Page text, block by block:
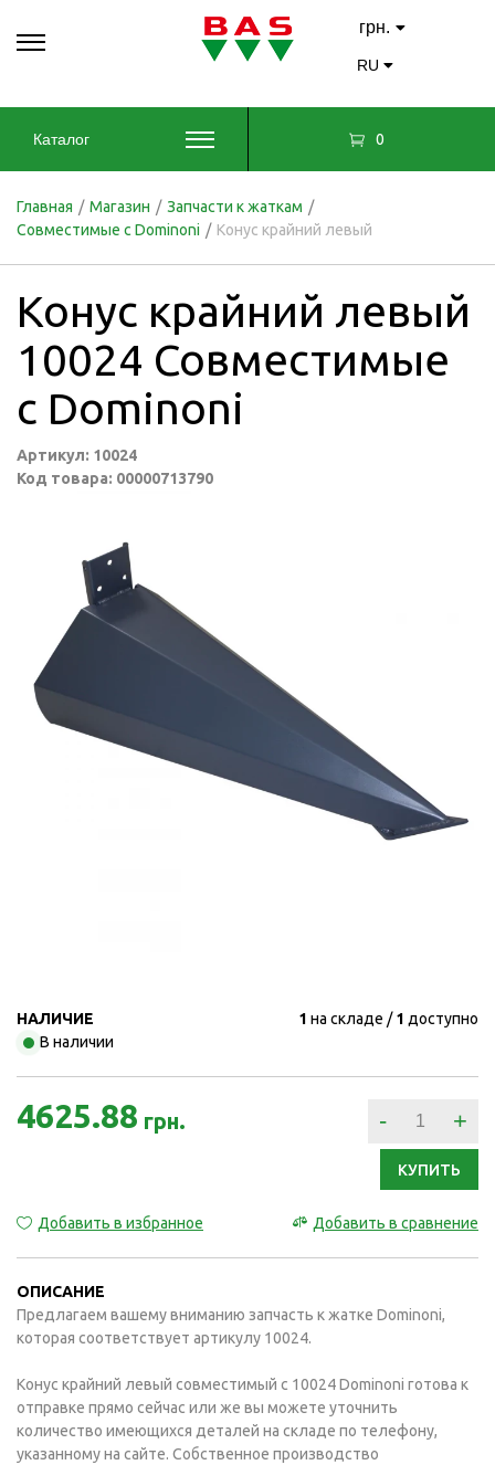
грн.
RU
Каталог 0
Главная / Магазин / Запчасти к жаткам /
Совместимые с Dominoni / Конус крайний левый
Конус крайний левый
10024 Совместимые
с Dominoni
Артикул: 10024
Код товара: 00000713790
НАЛИЧИЕ
В наличии
1 на складе 1 доступно
4625.88 грн. - +
КУПИТЬ
Добавить в избранное Добавить в сравнение
ОПИСАНИЕ
Предлагаем вашему вниманию запчасть к жатке Dominoni,
которая соответствует артикулу 10024.
Конус крайний левый совместимый с 10024 Dominoni готова к
отправке прямо сейчас или же вы можете уточнить
количество имеющихся деталей на складе по телефону,
указанному на сайте. Собственное производство